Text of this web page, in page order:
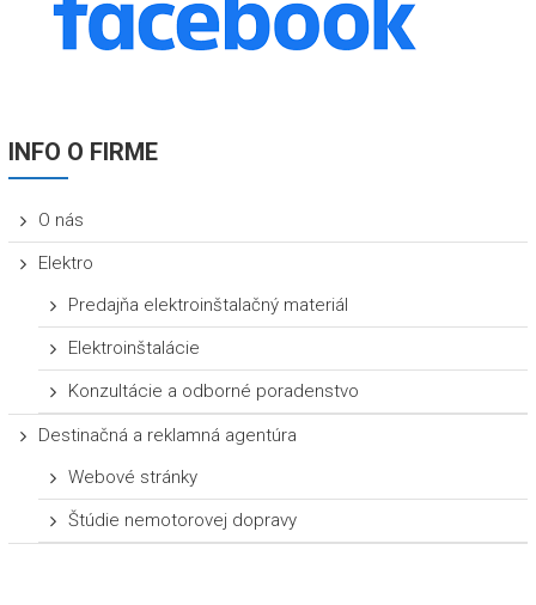
INFO O FIRME
O nás
Elektro
Predajňa elektroinštalačný materiál
Elektroinštalácie
Konzultácie a odborné poradenstvo
Destinačná a reklamná agentúra
Webové stránky
Štúdie nemotorovej dopravy